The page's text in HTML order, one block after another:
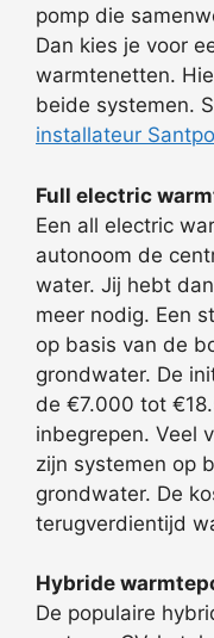
pomp die
Dan kies je voor
warmtenetten.
beide systemen.
installateur
Full electric
Een all electric
autonoom de
water. Jij hebt
meer nodig. Een
op basis van de
grondwater. De
de €7.000 tot
inbegrepen. Veel
zijn systemen op
grondwater. De
terugverdientijd
Hybride
De populaire